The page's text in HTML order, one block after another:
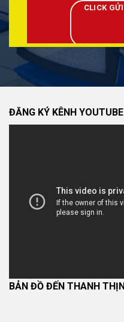
CLICK
ĐĂNG KÝ KÊNH
BẢN ĐỒ ĐẾN THANH